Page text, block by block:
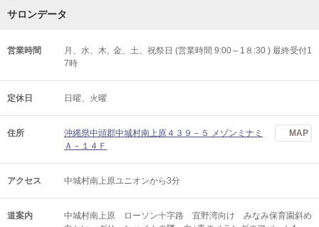
サロンデータ
営業時間
月、水、木, 金、土、祝祭日 (営業時間 9:00～1８:30 ) 最終受付1
7時
定休日 日曜、火曜
住所
沖縄県中頭郡中城村南上原４３９－５ メゾンミナミ
Ａ－１４Ｆ
MAP
アクセス 中城村南上原ユニオンから3分
道案内
中城村南上原 ローソン十字路 宜野湾向け みなみ保育園斜め